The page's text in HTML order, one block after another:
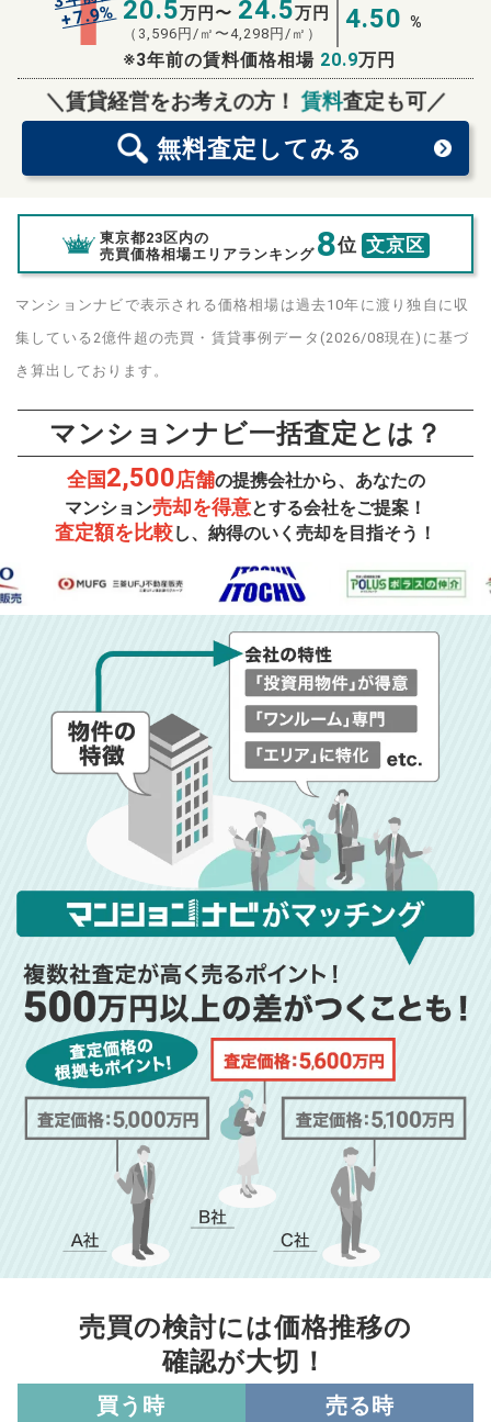
+7.9% 20.5万円〜 24.5万円
（ 3,596 円/㎡〜4,298 円/㎡） 4.50 %
※3年前の賃料価格相場 20.9万円
＼賃貸経営をお考えの方！賃料査定も可／
無料査定 してみる
無料査定スタート！
東京都23区内の
売買価格相場エリアランキング 8位 文京区
マンションナビで表示される価格相場は過去10年に渡り独自に収
集している2億件超の売買・賃貸事例データ(2026/08現在)に基づ
き算出しております。
マンションナビ一括査定とは？
全国2,500店舗の提携会社から、あなたの
マンション売却を得意とする会社をご提案！
査定額を比較し、納得のいく売却を目指そう！
売買の検討には価格推移の
確認が大切！
買う時 売る時